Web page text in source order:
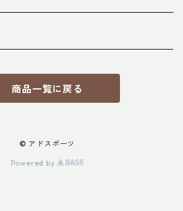
商品一覧に戻る
© アドスポーツ
Powered by